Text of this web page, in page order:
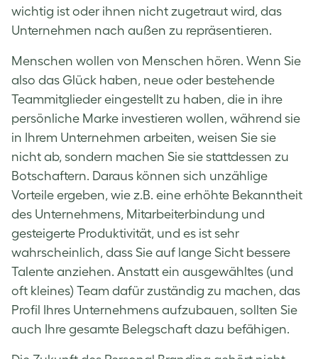
wichtig ist oder ihnen nicht zugetraut wird, das
Unternehmen nach außen zu repräsentieren.
Menschen wollen von Menschen hören. Wenn Sie
also das Glück haben, neue oder bestehende
Teammitglieder eingestellt zu haben, die in ihre
persönliche Marke investieren wollen, während sie
in Ihrem Unternehmen arbeiten, weisen Sie sie
nicht ab, sondern machen Sie sie stattdessen zu
Botschaftern. Daraus können sich unzählige
Vorteile ergeben, wie z.B. eine erhöhte Bekanntheit
des Unternehmens, Mitarbeiterbindung und
gesteigerte Produktivität, und es ist sehr
wahrscheinlich, dass Sie auf lange Sicht bessere
Talente anziehen. Anstatt ein ausgewähltes (und
oft kleines) Team dafür zuständig zu machen, das
Profil Ihres Unternehmens aufzubauen, sollten Sie
auch Ihre gesamte Belegschaft dazu befähigen.